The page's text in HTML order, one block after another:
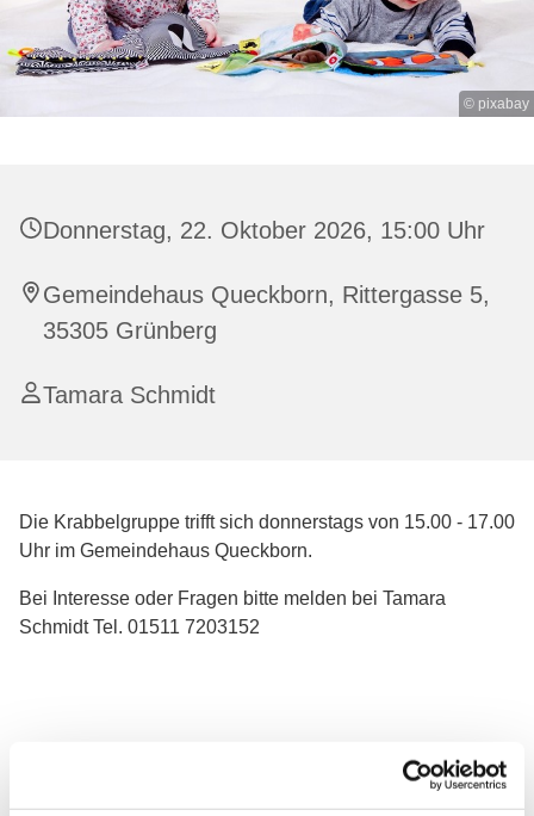
© pixabay
Donnerstag, 22. Oktober 2026, 15:00 Uhr
Gemeindehaus Queckborn, Rittergasse 5,
35305 Grünberg
Tamara Schmidt
Die Krabbelgruppe trifft sich donnerstags von 15.00 - 17.00
Uhr im Gemeindehaus Queckborn.
Bei Interesse oder Fragen bitte melden bei Tamara
Schmidt Tel. 01511 7203152